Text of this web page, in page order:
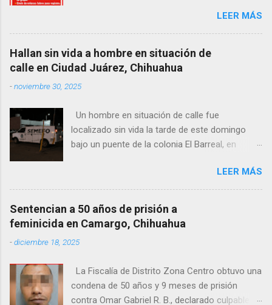
señalamientos sobre presuntas irregularidades
atribuidas a elementos de la Fiscalía General de
la República, así como manifestaciones de
agricultores en rechazo a la Ley de Agua. Ayer,
durante una posada organizada por la
senadora Andrea Chávez, se registraron
imágenes de la legisladora y del senador Adán
Augusto López, acompañadas de mensajes de
inconformidad. En este contexto de alta
intento de hackeo que ya afectó a seguidores
de dos medios locales de Delicias a través de
grupos de WhatsApp administrados por
proyectos informativos. Modus operandi
prefijos 56. • Los atacantes se hacen pasar por
administradores de los grupos y pregun...
LEER MÁS
Hallan sin vida a hombre en situación de
calle en Ciudad Juárez, Chihuahua
-noviembre 30, 2025
Un hombre en situación de calle fue
localizado sin vida la tarde de este domingo
bajo un puente de la colonia El Barreal, en
de las calles 20 de Noviembre y Ramón Corona,
donde vecinos reportaron la presencia del
cuerpo. Elementos ministeriales y peritos de la
Fiscalía Zona Norte confirmaron que el
fallecido no presentaba huellas de violencia.
Habitantes de la zona señalaron que el hombre
desconocen su identidad.
LEER MÁS
Sentencian a 50 años de prisión a
feminicida en Camargo, Chihuahua
-diciembre 18, 2025
La Fiscalía de Distrito Zona Centro obtuvo una
condena de 50 años y 9 meses de prisión
contra Omar Gabriel R. B., declarado culpable